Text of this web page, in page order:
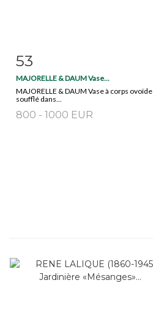
53
MAJORELLE & DAUM Vase...
MAJORELLE & DAUM Vase à corps ovoïde
soufflé dans...
800 - 1000 EUR